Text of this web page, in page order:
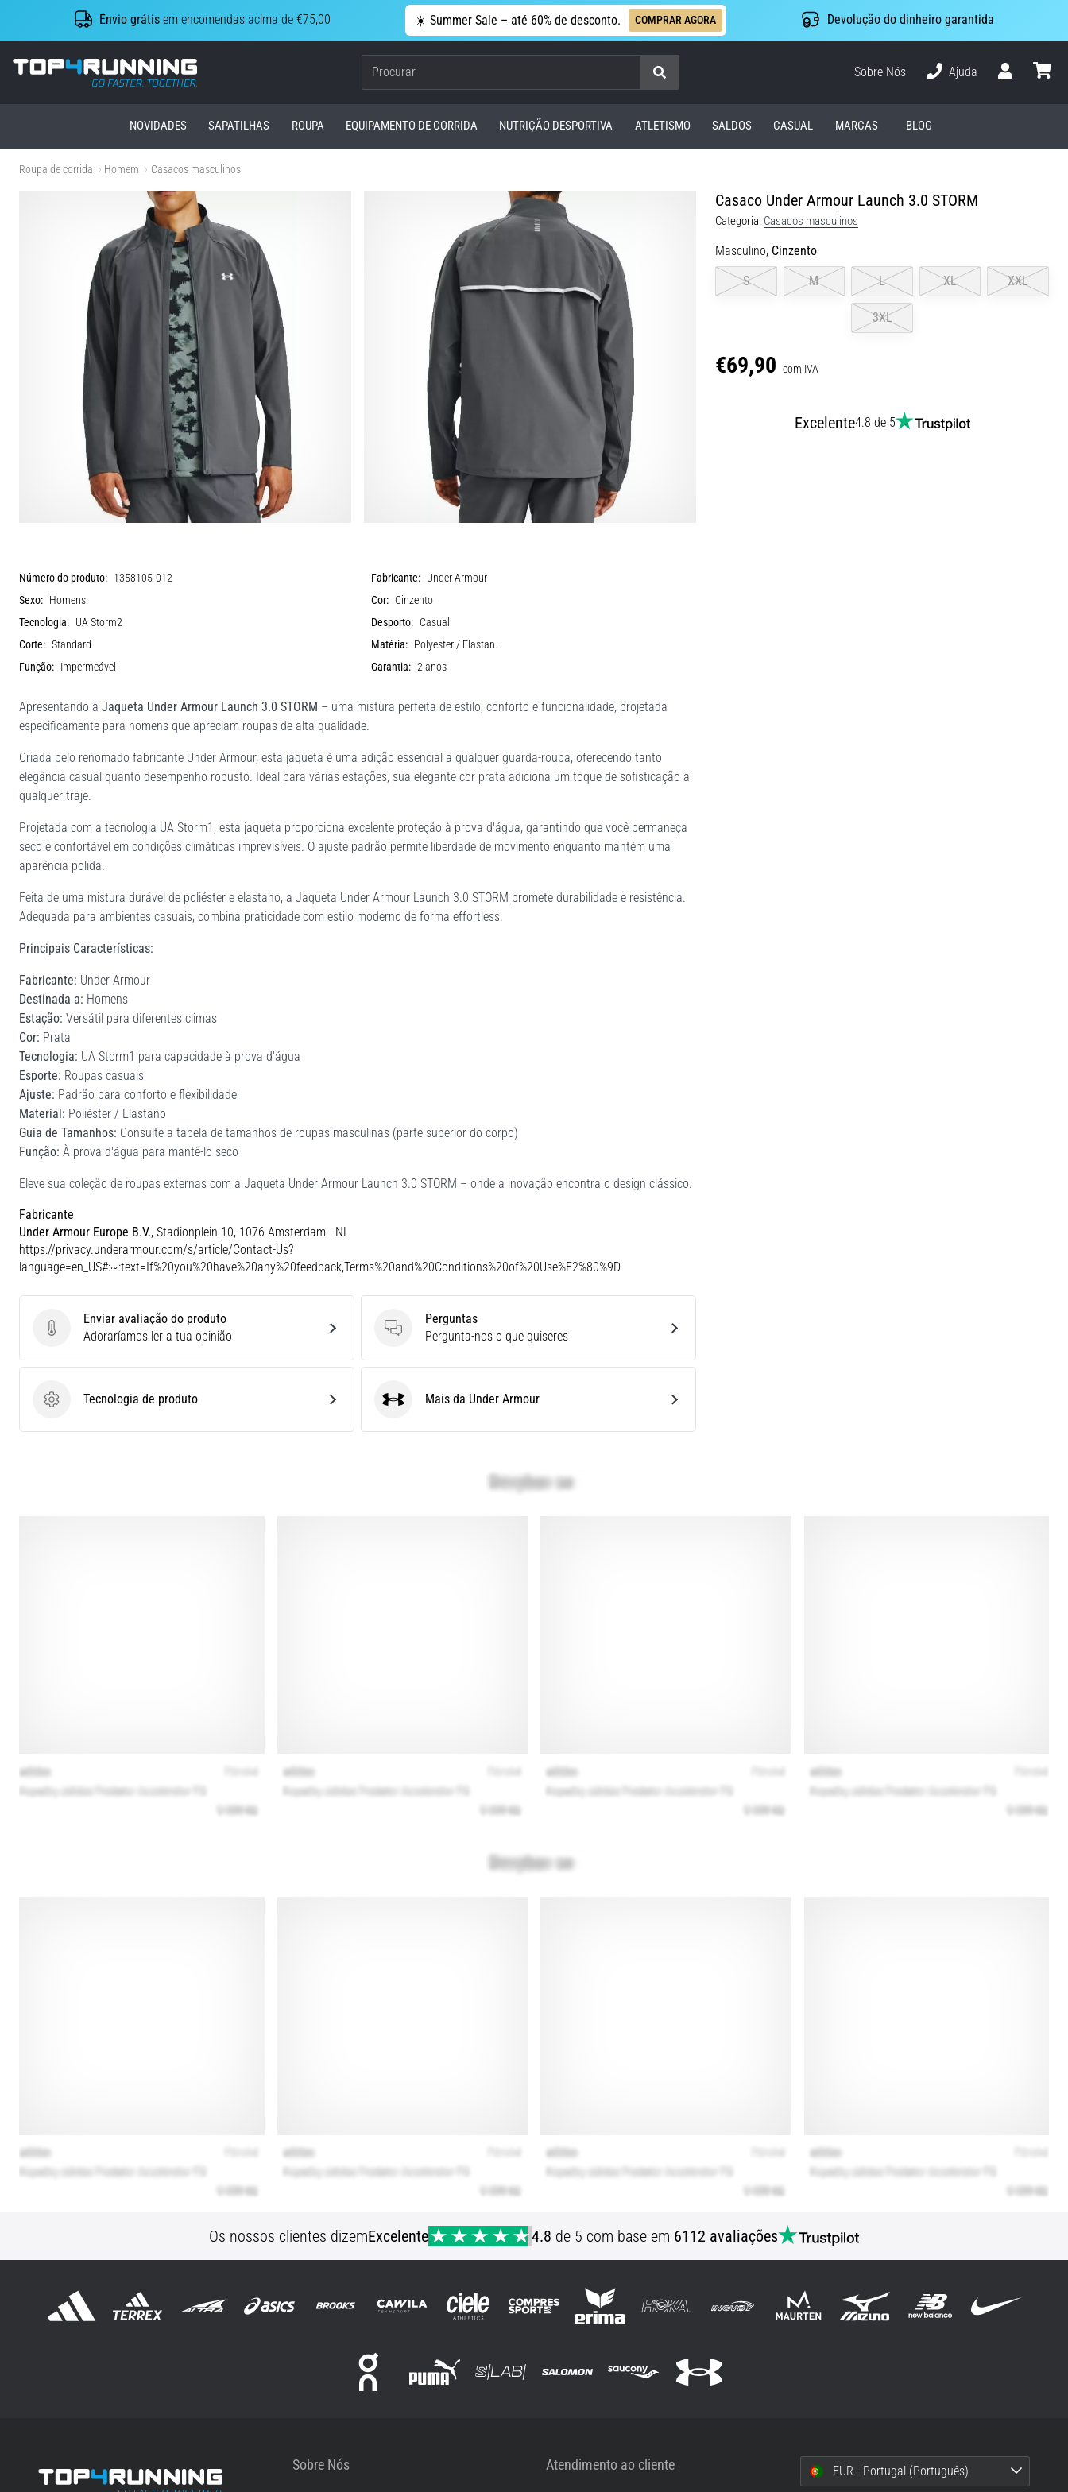
Envio grátis em encomendas acima de €75,00 ☀️ Summer Sale – até 60% de desconto. COMPRAR AGORA Devolução do dinheiro garantida
Top4Running.pt
Procurar
Sobre Nós
Ajuda
NOVIDADES SAPATILHAS ROUPA EQUIPAMENTO DE CORRIDA NUTRIÇÃO DESPORTIVA ATLETISMO SALDOS CASUAL MARCAS BLOG
Roupa de corrida Homem Casacos masculinos
Casaco Under Armour Launch 3.0 STORM
Categoria: Casacos masculinos
Masculino, Cinzento
S
M L XL XXL
3XL
€69,90 com IVA
Excelente4.8 de 5
Número do produto: 1358105-012 Fabricante: Under Armour
Sexo: Homens Cor: Cinzento
Tecnologia: UA Storm2 Desporto: Casual
Corte: Standard Matéria: Polyester / Elastan.
Função: Impermeável Garantia: 2 anos
Apresentando a Jaqueta Under Armour Launch 3.0 STORM – uma mistura perfeita de estilo, conforto e funcionalidade, projetada
especificamente para homens que apreciam roupas de alta qualidade.
Criada pelo renomado fabricante Under Armour, esta jaqueta é uma adição essencial a qualquer guarda-roupa, oferecendo tanto
elegância casual quanto desempenho robusto. Ideal para várias estações, sua elegante cor prata adiciona um toque de sofisticação a
qualquer traje.
Projetada com a tecnologia UA Storm1, esta jaqueta proporciona excelente proteção à prova d'água, garantindo que você permaneça
seco e confortável em condições climáticas imprevisíveis. O ajuste padrão permite liberdade de movimento enquanto mantém uma
aparência polida.
Feita de uma mistura durável de poliéster e elastano, a Jaqueta Under Armour Launch 3.0 STORM promete durabilidade e resistência.
Adequada para ambientes casuais, combina praticidade com estilo moderno de forma effortless.
Principais Características:
Fabricante: Under Armour
Destinada a: Homens
Estação: Versátil para diferentes climas
Cor: Prata
Tecnologia: UA Storm1 para capacidade à prova d'água
Esporte: Roupas casuais
Ajuste: Padrão para conforto e flexibilidade
Material: Poliéster / Elastano
Guia de Tamanhos: Consulte a tabela de tamanhos de roupas masculinas (parte superior do corpo)
Função: À prova d'água para mantê-lo seco
Eleve sua coleção de roupas externas com a Jaqueta Under Armour Launch 3.0 STORM – onde a inovação encontra o design clássico.
Fabricante
Under Armour Europe B.V., Stadionplein 10, 1076 Amsterdam - NL
https://privacy.underarmour.com/s/article/Contact-Us?
language=en_US#:~:text=If%20you%20have%20any%20feedback,Terms%20and%20Conditions%20of%20Use%E2%80%9D
Enviar avaliação do produto
Enviar avaliação do produto
Adoraríamos ler a tua opinião
Perguntas
Perguntas
Pergunta-nos o que quiseres
Tecnologia de produto
Tecnologia de produto Under ArmourMais da Under Armour
Os nossos clientes dizemExcelente 4.8 de 5 com base em 6112 avaliações
Sobre Nós Atendimento ao cliente EUR - Portugal (Português)